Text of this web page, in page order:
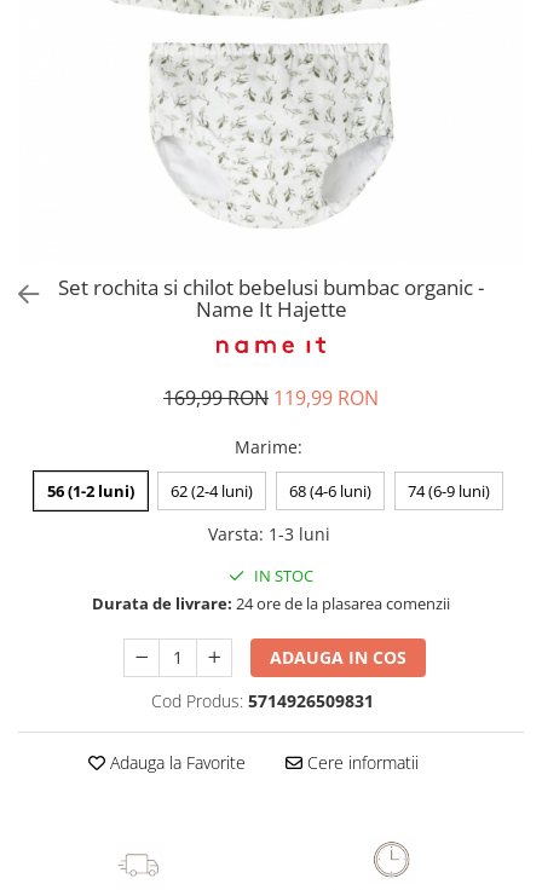
Pantaloni scurți pentru gravide
Sutiene / Bustiere / Maiouri
Set rochita si chilot bebelusi bumbac organic -
Name It Hajette
169,99 RON 119,99 RON
Marime:
56 (1-2 luni) 62 (2-4 luni) 68 (4-6 luni) 74 (6-9 luni)
Varsta: 1-3 luni
IN STOC
Durata de livrare: 24 ore de la plasarea comenzii
ADAUGA IN COS
Cod Produs: 5714926509831
Adauga la Favorite Cere informatii